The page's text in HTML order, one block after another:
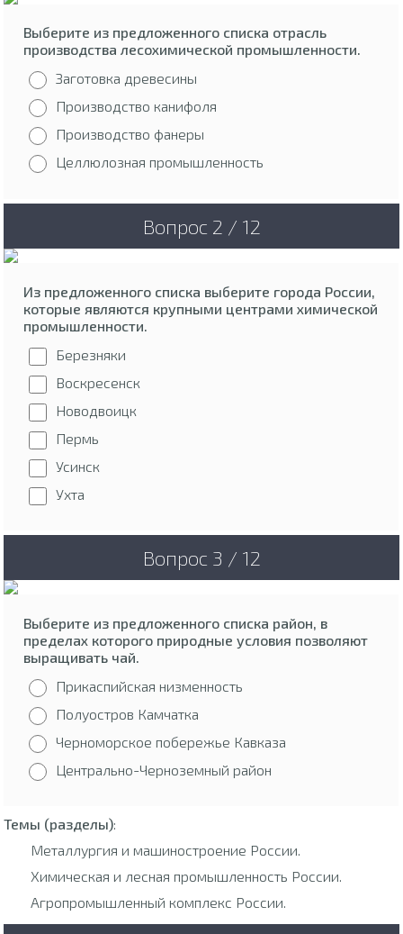
Выберите из предложенного списка отрасль
производства лесохимической промышленности.
Заготовка древесины
Производство канифоля
Производство фанеры
Целлюлозная промышленность
Вопрос 2 / 12
Из предложенного списка выберите города России,
которые являются крупными центрами химической
промышленности.
Березняки
Воскресенск
Новодвоицк
Пермь
Усинск
Ухта
Вопрос 3 / 12
Выберите из предложенного списка район, в
пределах которого природные условия позволяют
выращивать чай.
Прикаспийская низменность
Полуостров Камчатка
Черноморское побережье Кавказа
Центрально-Черноземный район
Темы (разделы):
Металлургия и машиностроение России.
Химическая и лесная промышленность России.
Агропромышленный комплекс России.